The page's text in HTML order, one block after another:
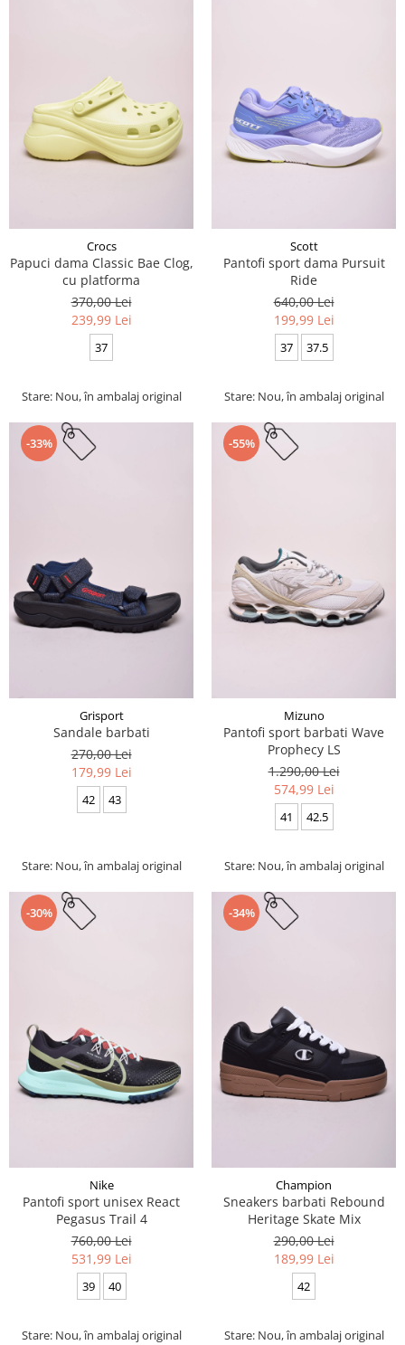
Crocs
Papuci dama Classic Bae Clog,
cu platforma
370,00 Lei
239,99 Lei
37
Stare: Nou, în ambalaj original
Scott
Pantofi sport dama Pursuit
Ride
640,00 Lei
199,99 Lei
37 37.5
Stare: Nou, în ambalaj original
-33%
Grisport
Sandale barbati
270,00 Lei
179,99 Lei
42 43
Stare: Nou, în ambalaj original
-55%
Mizuno
Pantofi sport barbati Wave
Prophecy LS
1.290,00 Lei
574,99 Lei
41 42.5
Stare: Nou, în ambalaj original
-30%
Nike
Pantofi sport unisex React
Pegasus Trail 4
760,00 Lei
531,99 Lei
39 40
Stare: Nou, în ambalaj original
-34%
Champion
Sneakers barbati Rebound
Heritage Skate Mix
290,00 Lei
189,99 Lei
42
Stare: Nou, în ambalaj original